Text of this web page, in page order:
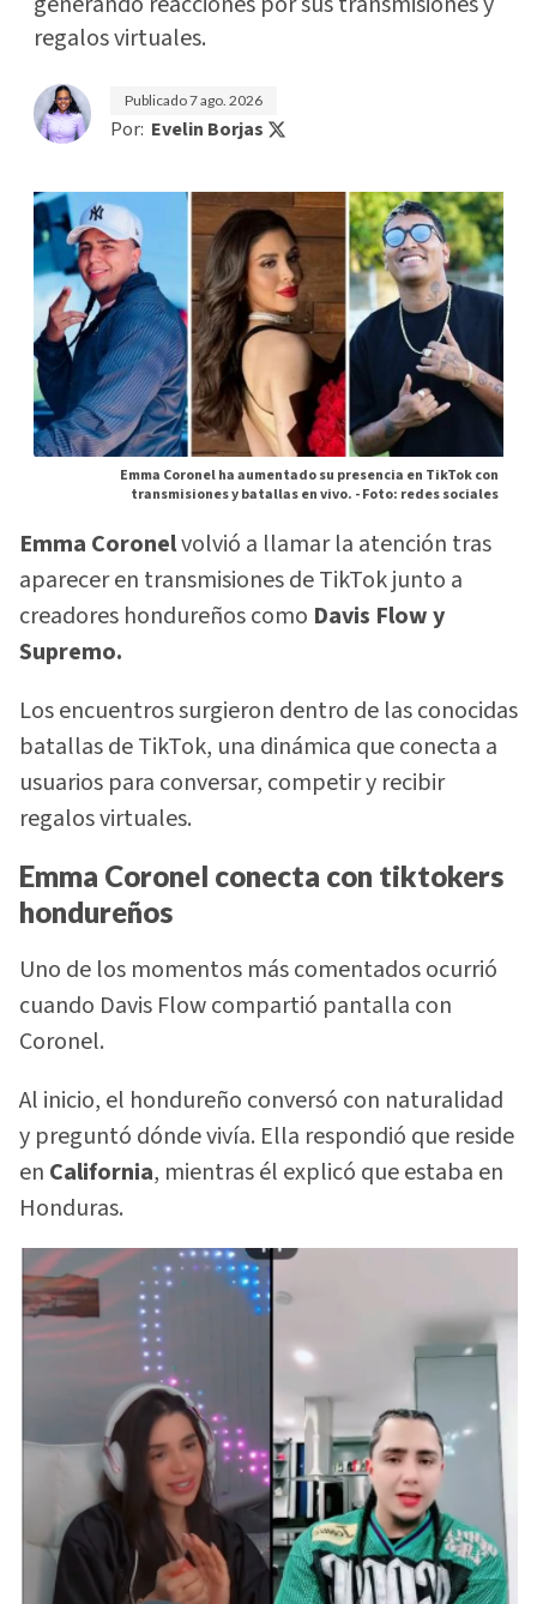
regalos virtuales.
Publicado7 ago. 2026
Por: Evelin Borjas
Emma Coronel ha aumentado su presencia en TikTok con
transmisiones y batallas en vivo. -Foto: redes sociales
Emma Coronelvolvió a llamar la atención tras
aparecer en transmisiones de TikTok junto a
creadores hondureños como Davis Flow y
Supremo.
Los encuentros surgieron dentro de las conocidas
batallas de TikTok, una dinámica que conecta a
usuarios para conversar, competir y recibir
regalos virtuales.
Emma Coronel conecta con tiktokers
hondureños
Uno de los momentos más comentados ocurrió
cuando Davis Flow compartió pantalla con
Coronel.
Al inicio, el hondureño conversó con naturalidad
y preguntó dónde vivía. Ella respondió que reside
en California, mientras él explicó que estaba en
Honduras.